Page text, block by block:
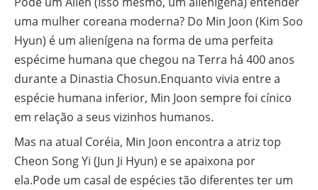
uma mulher coreana moderna? Do Min Joon (Kim Soo
Hyun) é um alienígena na forma de uma perfeita
espécime humana que chegou na Terra há 400 anos
durante a Dinastia Chosun.Enquanto vivia entre a
espécie humana inferior, Min Joon sempre foi cínico
em relação a seus vizinhos humanos.
Mas na atual Coréia, Min Joon encontra a atriz top
Cheon Song Yi (Jun Ji Hyun) e se apaixona por
ela.Pode um casal de espécies tão diferentes ter um